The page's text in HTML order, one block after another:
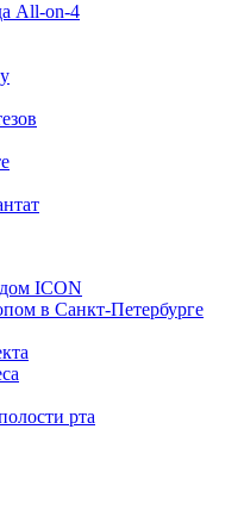
All‑on‑4
ICON
в Санкт-Петербурге
рта